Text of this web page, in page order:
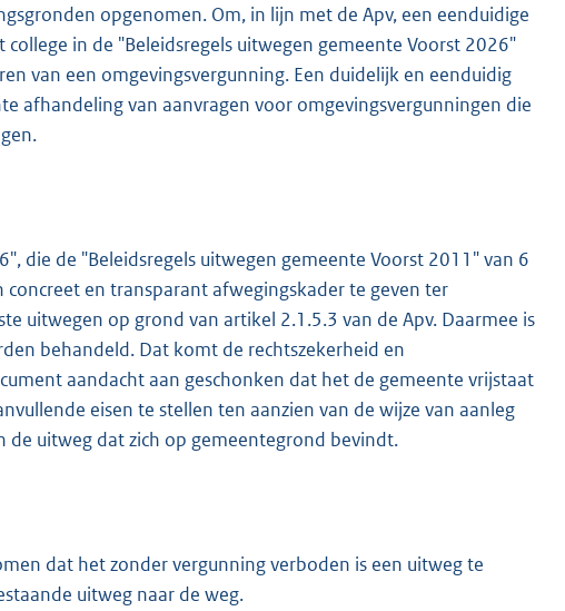
opgenomen. Om, in lijn met de Apv, een eenduidige
in de "Beleidsregels uitwegen gemeente Voorst 2026"
van een omgevingsvergunning. Een duidelijk en eenduidig
afhandeling van aanvragen voor omgevingsvergunningen die
die de "Beleidsregels uitwegen gemeente Voorst 2011" van 6
en transparant afwegingskader te geven ter
uitwegen op grond van artikel 2.1.5.3 van de Apv. Daarmee is
behandeld. Dat komt de rechtszekerheid en
aandacht aan geschonken dat het de gemeente vrijstaat
eisen te stellen ten aanzien van de wijze van aanleg
uitweg dat zich op gemeentegrond bevindt.
dat het zonder vergunning verboden is een uitweg te
uitweg naar de weg.